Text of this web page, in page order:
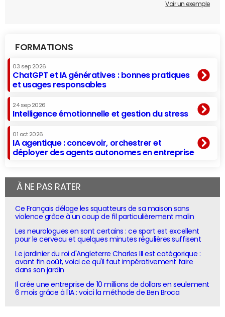
Voir un exemple
FORMATIONS
03 sep 2026
ChatGPT et IA génératives : bonnes pratiques
et usages responsables
24 sep 2026
Intelligence émotionnelle et gestion du stress
01 oct 2026
IA agentique : concevoir, orchestrer et
déployer des agents autonomes en entreprise
À NE PAS RATER
Ce Français déloge les squatteurs de sa maison sans
violence grâce à un coup de fil particulièrement malin
Les neurologues en sont certains : ce sport est excellent
pour le cerveau et quelques minutes régulières suffisent
Le jardinier du roi d'Angleterre Charles III est catégorique :
avant fin août, voici ce qu'il faut impérativement faire
dans son jardin
Il crée une entreprise de 10 millions de dollars en seulement
6 mois grâce à l'IA : voici la méthode de Ben Broca